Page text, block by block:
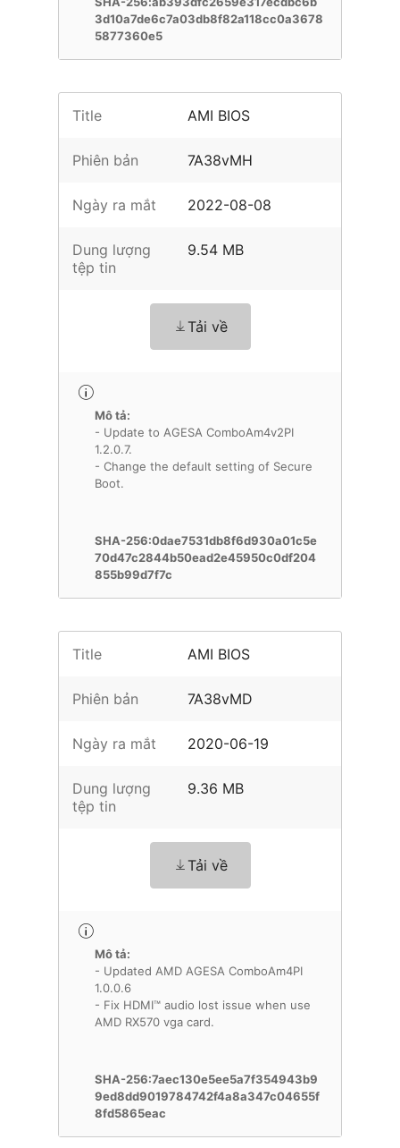
3d10a7de6c7a03db8f82a118cc0a3678
5877360e5
Title AMI BIOS
Phiên bản 7A38vMH
Ngày ra mắt 2022-08-08
Dung lượng
tệp tin
9.54 MB
Tải về
Mô tả:
- Update to AGESA ComboAm4v2PI
1.2.0.7.
- Change the default setting of Secure
Boot.
SHA-256:0dae7531db8f6d930a01c5e
70d47c2844b50ead2e45950c0df204
855b99d7f7c
Title AMI BIOS
Phiên bản 7A38vMD
Ngày ra mắt 2020-06-19
Dung lượng
tệp tin
9.36 MB
Tải về
Mô tả:
- Updated AMD AGESA ComboAm4PI
1.0.0.6
- Fix HDMI™ audio lost issue when use
AMD RX570 vga card.
SHA-256:7aec130e5ee5a7f354943b9
9ed8dd9019784742f4a8a347c04655f
8fd5865eac